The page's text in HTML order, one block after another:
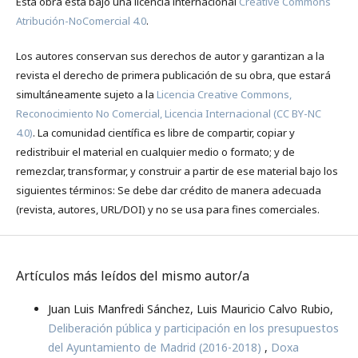
Atribución-NoComercial 4.0.
Los autores conservan sus derechos de autor y garantizan a la
revista el derecho de primera publicación de su obra, que estará
simultáneamente sujeto a la Licencia Creative Commons,
Reconocimiento No Comercial, Licencia Internacional (CC BY-NC
4.0). La comunidad científica es libre de compartir, copiar y
redistribuir el material en cualquier medio o formato; y de
remezclar, transformar, y construir a partir de ese material bajo los
siguientes términos: Se debe dar crédito de manera adecuada
(revista, autores, URL/DOI) y no se usa para fines comerciales.
Ethical and Professional Transformations in the
Employment of Artificial Intelligence Technologies in
the Digital Media Content Industry. Dirasat Human and
Social Sciences, 52(3).
10.35516/hum.v52i3.7134
Sánchez F.O. (2025-01-01)
Divergences in the use of generative ai among sports
journalists in Spain. Comunicacion Y Sociedad Mexico, 22.
Salvador-Mata B. (2025-01-01)
Journalists Perceive Automation and its Impact on
Newsrooms. Journalism Practice.
10.1080/17512786.2025.2610285
Artículos más leídos del mismo autor/a
Juan Luis Manfredi Sánchez, Luis Mauricio Calvo Rubio,
Deliberación pública y participación en los presupuestos
del Ayuntamiento de Madrid (2016-2018) , Doxa